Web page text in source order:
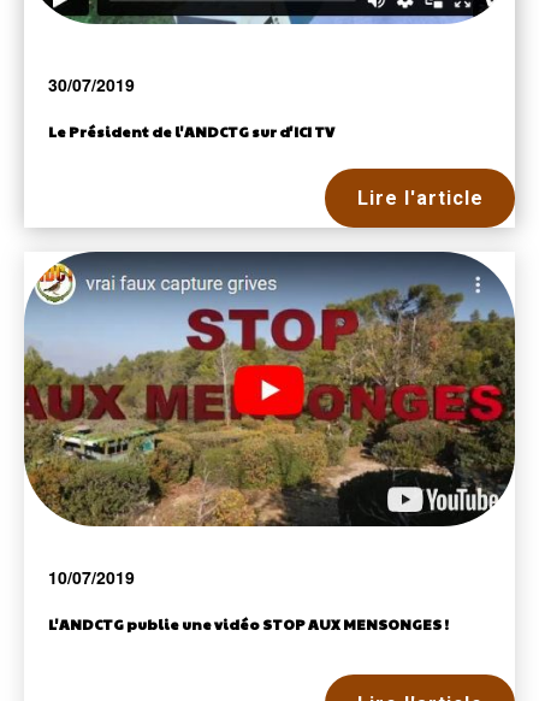
30/07/2019
Le Président de l'ANDCTG sur d'ICI TV
Lire l'article
10/07/2019
L'ANDCTG publie une vidéo STOP AUX MENSONGES !